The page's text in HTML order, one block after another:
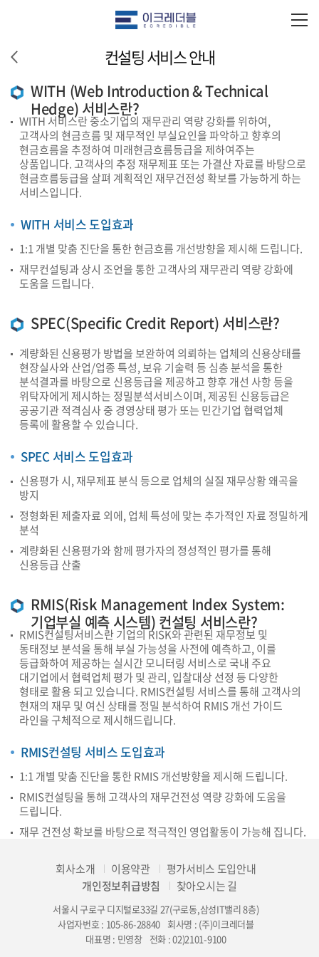
컨설팅 서비스 안내
WITH (Web Introduction & Technical
Hedge) 서비스란?
WITH 서비스란 중소기업의 재무관리 역량 강화를 위하여,
고객사의 현금흐름 및 재무적인 부실요인을 파악하고 향후의
현금흐름을 추정하여 미래현금흐름등급을 제하여주는
상품입니다. 고객사의 추정 재무제표 또는 가결산 자료를 바탕으로
현금흐름등급을 살펴 계획적인 재무건전성 확보를 가능하게 하는
서비스입니다.
WITH 서비스 도입효과
1:1 개별 맞춤 진단을 통한 현금흐름 개선방향을 제시해 드립니다.
재무컨설팅과 상시 조언을 통한 고객사의 재무관리 역량 강화에
도움을 드립니다.
SPEC(Specific Credit Report) 서비스란?
계량화된 신용평가 방법을 보완하여 의뢰하는 업체의 신용상태를
현장실사와 산업/업종 특성, 보유 기술력 등 심층 분석을 통한
분석결과를 바탕으로 신용등급을 제공하고 향후 개선 사항 등을
위탁자에게 제시하는 정밀분석서비스이며, 제공된 신용등급은
공공기관 적격심사 중 경영상태 평가 또는 민간기업 협력업체
등록에 활용할 수 있습니다.
SPEC 서비스 도입효과
신용평가 시, 재무제표 분식 등으로 업체의 실질 재무상황 왜곡을
방지
정형화된 제출자료 외에, 업체 특성에 맞는 추가적인 자료 정밀하게
분석
계량화된 신용평가와 함께 평가자의 정성적인 평가를 통해
신용등급 산출
RMIS(Risk Management Index System:
기업부실 예측 시스템) 컨설팅 서비스란?
RMIS컨설팅서비스란 기업의 RISK와 관련된 재무정보 및
동태정보 분석을 통해 부실 가능성을 사전에 예측하고, 이를
등급화하여 제공하는 실시간 모니터링 서비스로 국내 주요
대기업에서 협력업체 평가 및 관리, 입찰대상 선정 등 다양한
형태로 활용 되고 있습니다. RMIS컨설팅 서비스를 통해 고객사의
현재의 재무 및 여신 상태를 정밀 분석하여 RMIS 개선 가이드
라인을 구체적으로 제시해드립니다.
RMIS컨설팅 서비스 도입효과
1:1 개별 맞춤 진단을 통한 RMIS 개선방향을 제시해 드립니다.
RMIS컨설팅을 통해 고객사의 재무건전성 역량 강화에 도움을
드립니다.
재무 건전성 확보를 바탕으로 적극적인 영업활동이 가능해 집니다.
회사소개 이용약관
평가서비스 도입안내
개인정보취급방침
찾아오시는 길
서울시 구로구 디지털로33길 27(구로동,삼성IT밸리 8층)
사업자번호 : 105-86-28840 회사명 : (주)이크레더블
대표명 : 민영창 전화 : 02)2101-9100